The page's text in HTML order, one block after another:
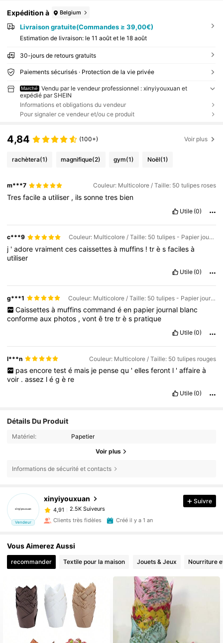
Expédition à Belgium
Livraison gratuite(Commandes ≥ 39,00€)
Estimation de livraison: le 11 août et le 18 août
30-jours de retours gratuits
Paiements sécurisés · Protection de la vie privée
Marché
Vendu par le vendeur professionnel : xinyiyouxuan et
expédié par SHEIN
Informations et obligations du vendeur
Pour signaler ce vendeur et/ou ce produit
4,84 (100+) Voir plus
rachètera(1) magnifique(2) gym(1) Noël(1)
m***7 Couleur: Multicolore / Taille: 50 tulipes roses
Tresfacilea utiliser , ilssonnetres bien
Utile (0)
c***9 Couleur: Multicolore / Taille: 50 tulipes - Papier journal kaki
j 'adorevraimentcescaissettesà muffins !trèsfacilesà
utiliser
Utile (0)
g***1 Couleur: Multicolore / Taille: 50 tulipes - Papier journal blanc
Caissettes à muffins command é en papier journal blanc
conformeaux photos ,vontêtretrès pratique
Utile (0)
l***n Couleur: Multicolore / Taille: 50 tulipes rouges
pas encore test é mais je pense qu ' elles feront l ' affaire à
voir .assez légè re
Utile (0)
Détails Du Produit
Matériel: Papetier
Voir plus
Informations de sécurité et contacts
Vendeur
xinyiyouxuan
4,91 2.5K Suiveurs
Suivre
Clients très fidèles Créé il y a 1 an
Vous Aimerez Aussi
recommander Textile pour la maison Jouets & Jeux Nourriture